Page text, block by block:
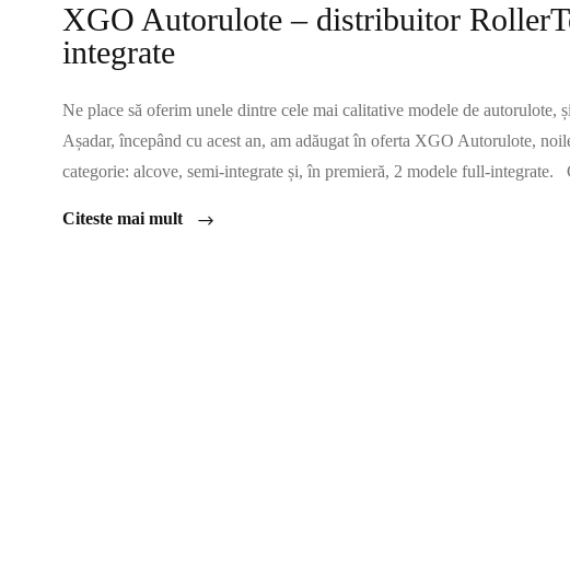
XGO Autorulote – distribuitor
integrate
Ne place să oferim unele dintre cele mai calitative modele de autorulote,
Așadar, începând cu acest an, am adăugat în oferta XGO Autorulote,
categorie: alcove, semi-integrate și, în premieră, 2 modele full-integrate.
Citeste mai mult